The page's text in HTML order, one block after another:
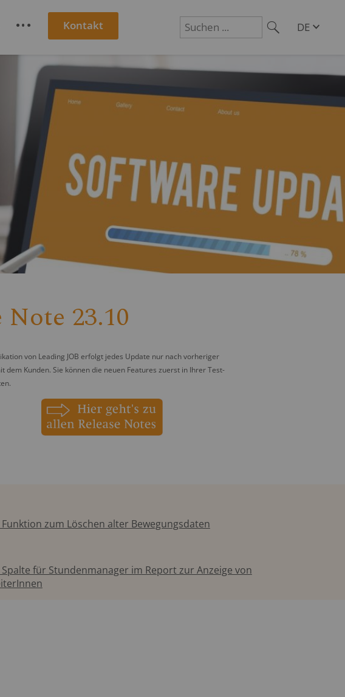
S
Kontakt
DE
23.10
von Leading JOB erfolgt jedes Update nur nach vorheriger
dem Kunden. Sie können die neuen Features zuerst in Ihrer Test-
Funktion zum Löschen alter Bewegungsdaten
Spalte für Stundenmanager im Report zur Anzeige von